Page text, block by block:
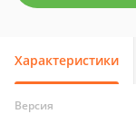
Характеристики
Версия